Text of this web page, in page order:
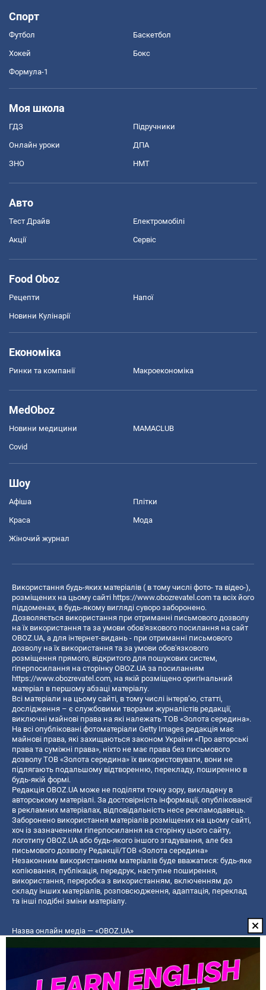
Спорт
Футбол Баскетбол
Хокей Бокс
Формула-1
Моя школа
ГДЗ Підручники
Онлайн уроки ДПА
ЗНО НМТ
Авто
Тест Драйв Електромобілі
Акції Сервіс
Food Oboz
Рецепти Напої
Новини Кулінарії
Економіка
Ринки та компанії Макроекономіка
MedOboz
Новини медицини MAMACLUB
Covid
Шоу
Афіша Плітки
Краса Мода
Жіночий журнал
Використання будь-яких матеріалів ( в тому числі фото- та відео-),
розміщених на цьому сайті https://www.obozrevatel.com та всіх його
піддоменах, в будь-якому вигляді суворо заборонено.
Дозволяється використання при отриманні письмового дозволу
на їх використання та за умови обов'язкового посилання на сайт
OBOZ.UA, а для інтернет-видань - при отриманні письмового
дозволу на їх використання та за умови обов'язкового
розміщення прямого, відкритого для пошукових систем,
гіперпосилання на сторінку OBOZ.UA за посиланням
https://www.obozrevatel.com, на якій розміщено оригінальний
матеріал в першому абзаці матеріалу.
Всі матеріали на цьому сайті, в тому числі інтерв’ю, статті,
дослідження – є службовими творами журналістів редакції,
виключні майнові права на які належать ТОВ «Золота середина».
На всі опубліковані фотоматеріали Getty Images редакція має
майнові права, які захищаються законом України «Про авторські
права та суміжні права», ніхто не має права без письмового
дозволу ТОВ «Золота середина» їх використовувати, вони не
підлягають подальшому відтворенню, перекладу, поширенню в
будь-якій формі.
Редакція OBOZ.UA може не поділяти точку зору, викладену в
авторському матеріалі. За достовірність інформації, опублікованої
в рекламних матеріалах, відповідальність несе рекламодавець.
Заборонено використання матеріалів розміщених на цьому сайті,
хоч із зазначенням гіперпосилання на сторінку цього сайту,
логотипу OBOZ.UA або будь-якого іншого згадування, але без
письмового дозволу Редакції/ТОВ «Золота середина»
Незаконним використанням матеріалів буде вважатися: будь-яке
копiювання, публiкацiя, передрук, наступне поширення,
використання, переробка з використанням, включенням до
складу інших матеріалів, розповсюдження, адаптація, переклад
та інші подібні зміни матеріалу.
Назва онлайн медіа — «OBOZ.UA»
- поштова адреса — вул. Деревообробна, буд. 7, м. Київ, 01013;
- адреса електронної пошти —
[email protected]; - телефон — (044)
585 46 20